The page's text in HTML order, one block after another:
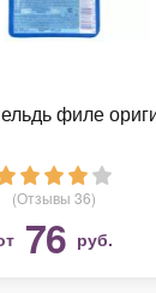
филе
(Отзывы 36)
76 руб.